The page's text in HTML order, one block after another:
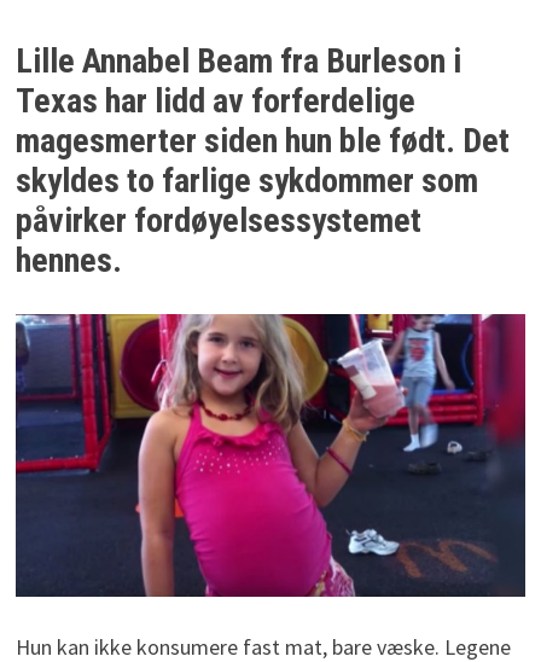
Lille Annabel Beam fra Burleson i
Texas har lidd av forferdelige
magesmerter siden hun ble født. Det
skyldes to farlige sykdommer som
påvirker fordøyelsessystemet
hennes.
Hun kan ikke konsumere fast mat, bare væske. Legene